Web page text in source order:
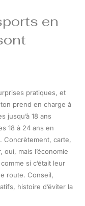
en
pratiques, et
prend en charge à
jusqu’à 18 ans
18 à 24 ans en
Concrètement, carte,
mais l’économie
si c’était leur
route. Conseil,
histoire d’éviter la